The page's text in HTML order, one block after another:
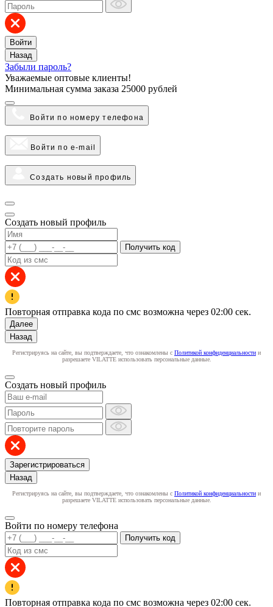
Войти
Назад
Забыли пароль?
Уважаемые оптовые клиенты!
Минимальная сумма заказа 25000 рублей
Войти по номеру телефона
Войти по e-mail
Создать новый профиль
Создать новый профиль
Получить код
Повторная отправка кода по смс возможна через 02:00 сек.
Далее
Назад
Регистрируясь на сайте, вы подтверждаете, что ознакомлены с Политикой конфиденциальности и
разрешаете VILATTE использовать персональные данные.
Создать новый профиль
Зарегистрироваться
Назад
Регистрируясь на сайте, вы подтверждаете, что ознакомлены с Политикой конфиденциальности и
разрешаете VILATTE использовать персональные данные.
Войти по номеру телефона
Получить код
Повторная отправка кода по смс возможна через 02:00 сек.